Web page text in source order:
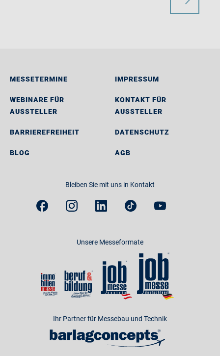
MESSETERMINE
WEBINARE FÜR
AUSSTELLER
BARRIEREFREIHEIT
BLOG
IMPRESSUM
KONTAKT FÜR
AUSSTELLER
DATENSCHUTZ
AGB
Bleiben Sie mit uns in Kontakt
Unsere Messeformate
Ihr Partner für Messebau und Technik